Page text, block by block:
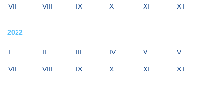
VII VIII IX X XI XII
2022
I II III IV V VI
VII VIII IX X XI XII